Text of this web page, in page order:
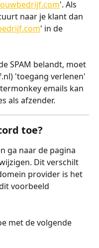
'. Als
naar je klant dan
' in de
SPAM belandt, moet
'toegang verlenen'
emails kan
als afzender.
toe?
ga naar de pagina
Dit verschilt
provider is het
voorbeeld
met de volgende